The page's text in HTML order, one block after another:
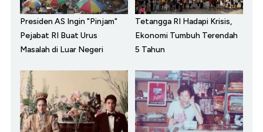
Presiden AS Ingin "Pinjam"
Pejabat RI Buat Urus
Masalah di Luar Negeri
Tetangga RI Hadapi Krisis,
Ekonomi Tumbuh Terendah
5 Tahun